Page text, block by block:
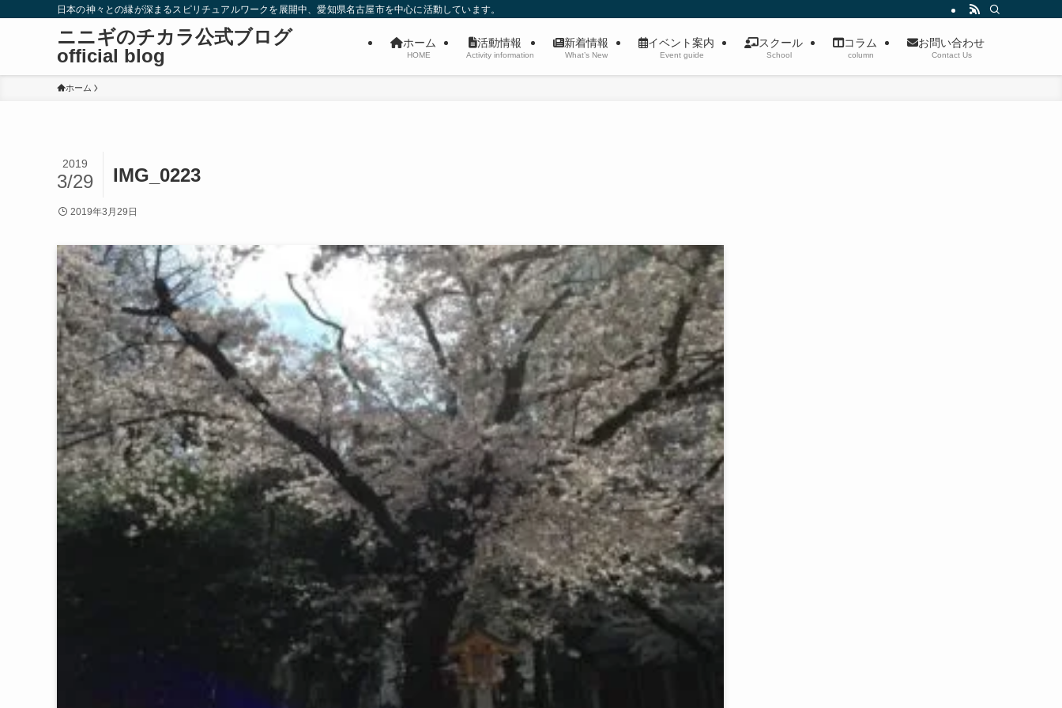
日本の神々との縁が深まるスピリチュアルワークを展開中、愛知県名古屋市を中心に活動しています。
ニニギのチカラ公式ブログ
official blog
ホーム
HOME
活動情報
Activity information
新着情報
What’s New
イベント案内
Event guide
スクール
School
コラム
column
お問い合わせ
Contact Us
ホーム
IMG_0223
2019
3/29
2019年3月29日